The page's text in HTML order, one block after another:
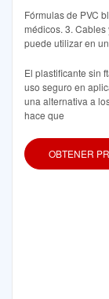
Fórmulas de PVC
médicos. 3. Cables
puede utilizar en
El plastificante sin
uso seguro en
una alternativa a
hace que
OBTENER